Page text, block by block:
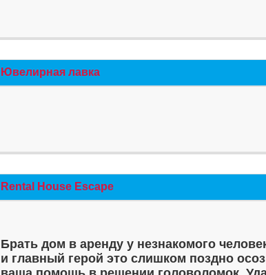
Ювелирная лавка
Rental House Escape
Брать дом в аренду у незнакомого
и главный герой это слишком поздно